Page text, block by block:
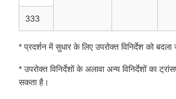
333
* प्रदर्शन में सुधार के लिए उपरोक्त विनिर्देश को
* उपरोक्त विनिर्देशों के अलावा अन्य विनिर्देशों का
सकता है।